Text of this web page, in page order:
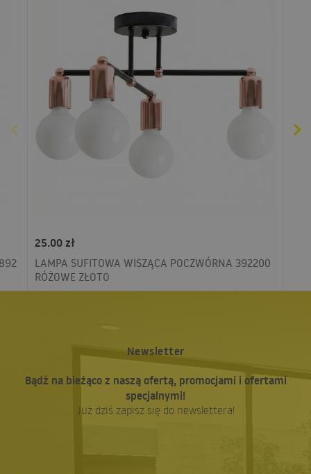
25.00 zł
LAMPA SUFITOWA WISZĄCA POCZWÓRNA 392200
RÓŻOWE ZŁOTO
Newsletter
Bądź na bieżąco z naszą ofertą, promocjami i ofertami
specjalnymi!
Już dziś zapisz się do newslettera!